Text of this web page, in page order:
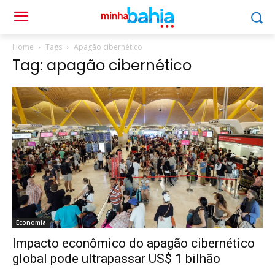
Home Tags Apagão cibernético
Tag: apagão cibernético
Economia
Impacto econômico do apagão cibernético
global pode ultrapassar US$ 1 bilhão